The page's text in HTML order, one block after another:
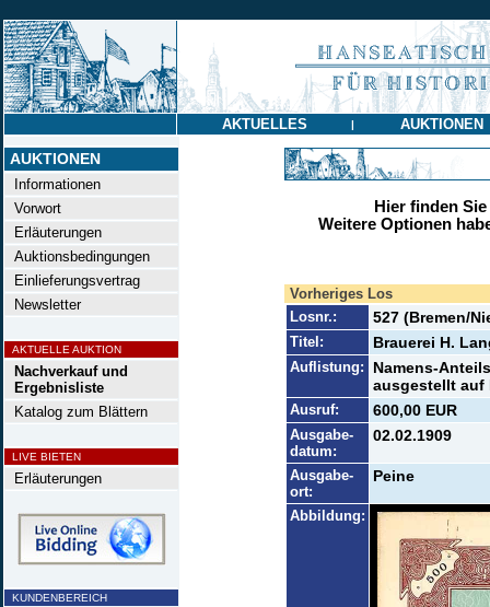
AKTUELLES | AUKTIONEN
AUKTIONEN
Informationen
Vorwort
Erläuterungen
Auktionsbedingungen
Einlieferungsvertrag
Newsletter
AKTUELLE AUKTION
Nachverkauf und
Ergebnisliste
Katalog zum Blättern
LIVE BIETEN
Erläuterungen
KUNDENBEREICH
Hier finden
Weitere Optionen
Vorheriges Los
Losnr.:
527 (Bremen/
Titel: Brauerei H.
Auflistung:
Namens-
ausgestellt auf
Ausruf: 600,00 EUR
Ausgabe-
datum:
02.02.1909
Ausgabe-
ort:
Peine
Abbildung: